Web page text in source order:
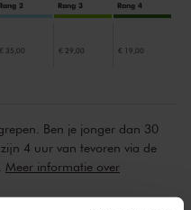
Rang 2 Rang 3 Rang 4
€ 35,00 € 29,00 € 19,00
Ben je jonger dan 30
4 uur van tevoren via de
Meer informatie over